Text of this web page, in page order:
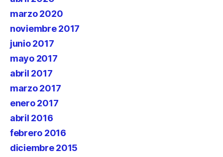
marzo 2020
noviembre 2017
junio 2017
mayo 2017
abril 2017
marzo 2017
enero 2017
abril 2016
febrero 2016
diciembre 2015